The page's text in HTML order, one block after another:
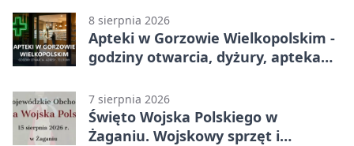
8 sierpnia 2026
Apteki w Gorzowie Wielkopolskim -
godziny otwarcia, dyżury, apteka
7 sierpnia 2026
Święto Wojska Polskiego w
Żaganiu. Wojskowy sprzęt i